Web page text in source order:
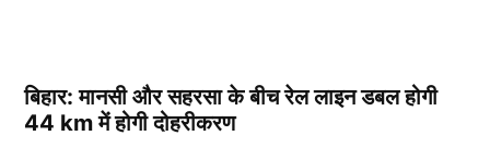
बिहार: मानसी और सहरसा के बीच रेल लाइन डबल होगी
44 km में होगी दोहरीकरण